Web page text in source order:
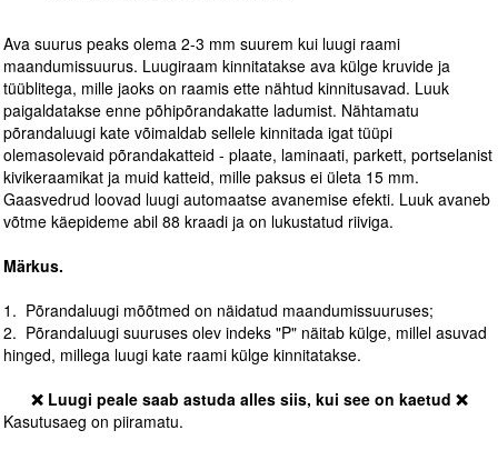
Ava suurus peaks olema 2-3 mm suurem kui luugi raami
maandumissuurus. Luugiraam kinnitatakse ava külge kruvide ja
tüüblitega, mille jaoks on raamis ette nähtud kinnitusavad. Luuk
paigaldatakse enne põhipõrandakatte ladumist. Nähtamatu
põrandaluugi kate võimaldab sellele kinnitada igat tüüpi
olemasolevaid põrandakatteid - plaate, laminaati, parkett, portselanist
kivikeraamikat ja muid katteid, mille paksus ei ületa 15 mm.
Gaasvedrud loovad luugi automaatse avanemise efekti. Luuk avaneb
võtme käepideme abil 88 kraadi ja on lukustatud riiviga.
Märkus.
1. Põrandaluugi mõõtmed on näidatud maandumissuuruses;
2. Põrandaluugi suuruses olev indeks "P" näitab külge, millel asuvad
hinged, millega luugi kate raami külge kinnitatakse.
❌ Luugi peale saab astuda alles siis, kui see on kaetud ❌
Kasutusaeg on piiramatu.